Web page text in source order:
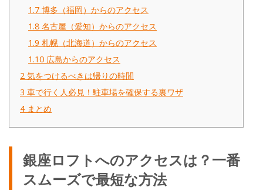
1.7 博多（福岡）からのアクセス
1.8 名古屋（愛知）からのアクセス
1.9 札幌（北海道）からのアクセス
1.10 広島からのアクセス
2 気をつけるべきは帰りの時間
3 車で行く人必見！駐車場を確保する裏ワザ
4 まとめ
銀座ロフトへのアクセスは？一番
スムーズで最短な方法